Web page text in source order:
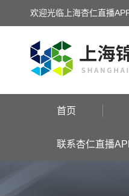
欢迎光临上海杏仁直播
首页
联系杏仁直播